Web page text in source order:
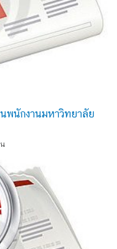
พนักงานมหาวิทยาลัย